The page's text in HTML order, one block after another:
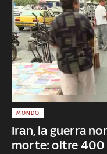
Iran, la guerra
morte: oltre 400
MONDO